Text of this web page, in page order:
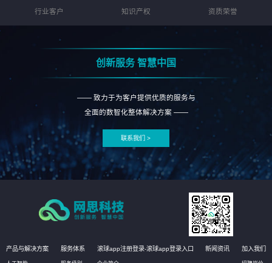
行业客户 知识产权 资质荣誉
创新服务 智慧中国
—— 致力于为客户提供优质的服务与
全面的数智化整体解决方案 ——
联系我们 >
产品与解决方案 服务体系 滚球app注册登录-滚球app登录入口 新闻资讯 加入我们